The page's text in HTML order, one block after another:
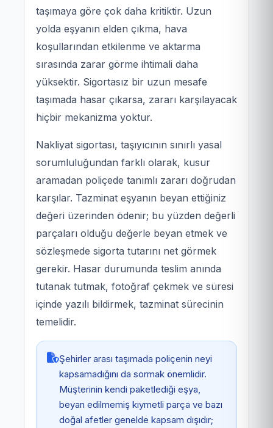
taşımaya göre çok daha kritiktir. Uzun
yolda eşyanın elden çıkma, hava
koşullarından etkilenme ve aktarma
sırasında zarar görme ihtimali daha
yüksektir. Sigortasız bir uzun mesafe
taşımada hasar çıkarsa, zararı karşılayacak
hiçbir mekanizma yoktur.
Nakliyat sigortası, taşıyıcının sınırlı yasal
sorumluluğundan farklı olarak, kusur
aramadan poliçede tanımlı zararı doğrudan
karşılar. Tazminat eşyanın beyan ettiğiniz
değeri üzerinden ödenir; bu yüzden değerli
parçaları olduğu değerle beyan etmek ve
sözleşmede sigorta tutarını net görmek
gerekir. Hasar durumunda teslim anında
tutanak tutmak, fotoğraf çekmek ve süresi
içinde yazılı bildirmek, tazminat sürecinin
temelidir.
Şehirler arası taşımada poliçenin neyi
kapsamadığını da sormak önemlidir.
Müşterinin kendi paketlediği eşya,
beyan edilmemiş kıymetli parça ve bazı
doğal afetler genelde kapsam dışıdır;